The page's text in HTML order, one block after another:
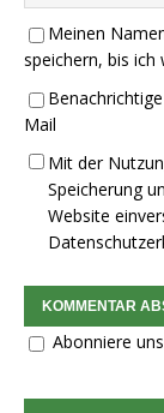
Meinen
speichern, bis
Mail
Mit der
Speicherung
Website
Abonniere